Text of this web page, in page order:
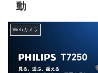
動
Webカメラ